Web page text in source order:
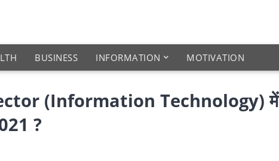
BUSINESS INFORMATION MOTIVATION
(Information Technology) में
?